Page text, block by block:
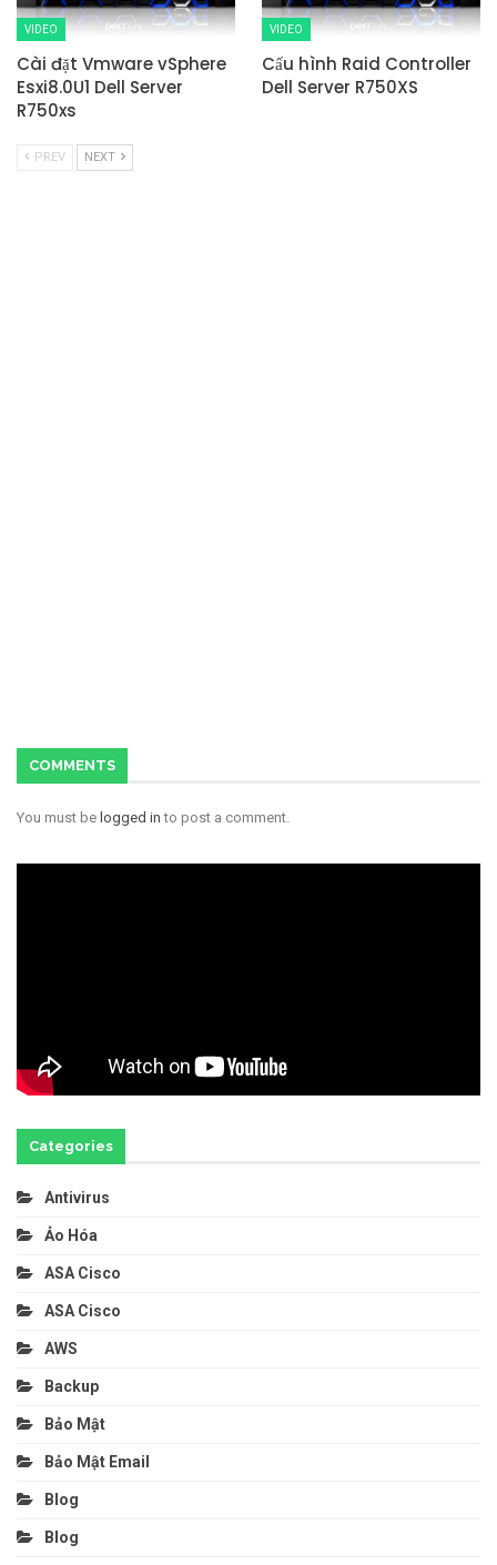
VIDEO
Cài đặt Vmware vSphere
Esxi8.0U1 Dell Server
R750xs
VIDEO
Cấu hình Raid Controller
Dell Server R750XS
PREV NEXT
COMMENTS
You must be logged in to post a comment.
Categories
Antivirus
Ảo Hóa
ASA Cisco
ASA Cisco
AWS
Backup
Bảo Mật
Bảo Mật Email
Blog
Blog